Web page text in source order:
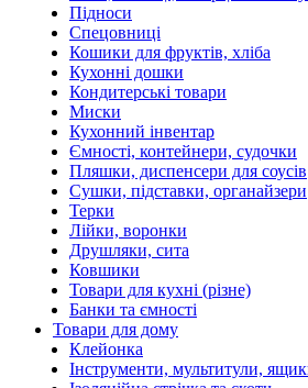
Підноси
Спецовниці
Кошики для фруктів, хліба
Кухонні дошки
Кондитерські товари
Миски
Кухонний інвентар
Ємності, контейнери, судочки
Пляшки, диспенсери для соусів
Сушки, підставки, органайзери
Терки
Лійки, воронки
Друшляки, сита
Ковшики
Товари для кухні (різне)
Банки та ємності
Товари для дому
Клейонка
Інструменти, мультитули,